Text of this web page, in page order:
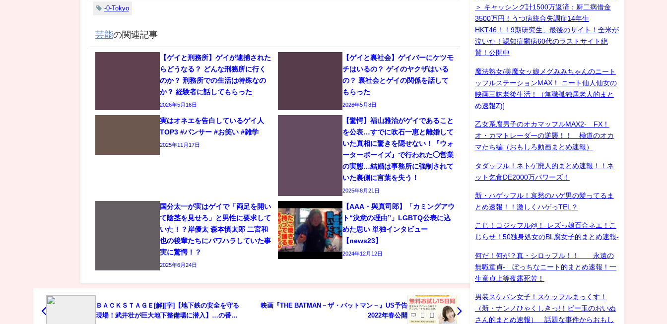
-0-Tokyo
芸能の関連記事
【ゲイと刑務所】ゲイが逮捕された
らどうなる？ どんな刑務所に行く
のか？ 刑務所での生活は特殊なの
か？ 経験者に話してもらった
2026年5月16日
【ゲイと裏社会】ゲイバーにケツモ
チはいるの？ ゲイのヤクザはいる
の？ 裏社会とゲイの関係を話して
もらった
2026年5月8日
実はオネエを告白しているゲイ人
TOP3 #パンサー #お笑い #雑学
2025年11月17日
【驚愕】福山雅治がゲイであること
を公表…すでに吹石一恵と離婚して
いた真相に驚きを隠せない！『ウォ
ーターボーイズ』で行われた◯営業
の実態…結婚は事務所に強制されて
いた裏側に言葉を失う！
2025年8月21日
国分太一が実はゲイで「両足を開い
て陰茎を見せろ」と男性に要求して
いた！？岸優太 森本慎太郎 二宮和
也の後輩たちにパワハラしていた事
実に驚愕！？
2025年6月24日
【AAA・與真司郎】「カミングアウ
ト“決意の理由”」LGBTQ公表に込
めた思い 単独インタビュー
【news23】
2024年12月12日
ＢＡＣＫＳＴＡＧＥ[解][字]【地下鉄の安全を守る
現場！武井壮が巨大地下整備場に潜入】…の番組
映画『THE BATMAN－ザ・バットマン－』US予告
2022年春公開
＞ キャッシング計1500万返済：厨二病借金
3500万円！うつ病統合失調症14年生
HKT46！！9期研究生、最後のサイト！全米が
泣いた！認知症鬱病60代のラストサイト絶
賛！公開中
魔法熟女/美魔女ッ娘メグみみちゃんのニート
ッフルステーションMAX！ ニート仙人仙女の
映画三昧老後生活！（無職孤独居老人的まと
め速報Z)]
乙女系腐男子のオカマッフルMAX2- FX！
オ・カマトレーダーの逆襲！！ 極道のオカ
マたち編（おもしろ動画まとめ速報）
タダッフル！ネトゲ廃人的まとめ速報！！ネ
ット乞食DE2000万パワーズ！
新・ハゲッフル！哀愁のハゲ男の髪ってるま
とめ速報！！激しくハゲっTEL？
こじ！コジッフル@！-レズっ娘百合ネエ！こ
じらせ！50独身処女のBL腐女子的まとめ速報-
何だ！何が？真・シロッフル！！ 永遠の
無職童貞- ぼっちなニート的まとめ速報！一
生童貞上等夜露死苦！
男装スケバン女子！スケッフルまっくす！
（新・ナンノひゃくしきっ!！ビー玉のおいぬ
さん的まとめ速報） 話題な事件からおもし